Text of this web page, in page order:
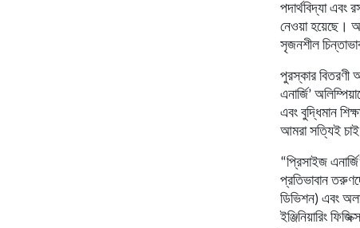
পদার্থবিদ্যা এবং
নেওয়া হয়েছে।
সৃজনশীল
পুরস্কার বিতরণী
এনার্জি’
এবং বুদ্ধিমান
আমরা সত্যিই
“প্রিসাইজ
প্রতিভাবান
ডিভিশন) এবং
ইঞ্জিনিয়ারিং